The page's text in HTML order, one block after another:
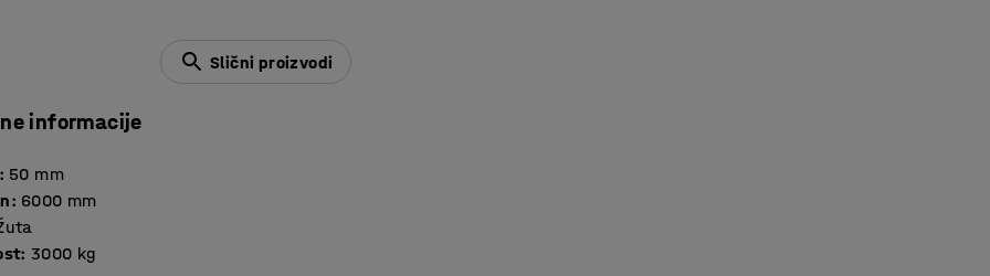
Slični proizvodi
informacije
: 50 mm
: 6000 mm
: 3000 kg